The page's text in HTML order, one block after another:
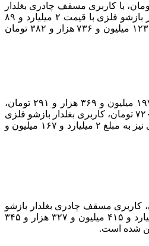
فورس ۶ تن با کاربری یخچالدار مبلغ ۲ میلیارد و ۴۹۹ میلیون و ۸۹۵ هزار و ۶۵۰ تومان، با کاربری مسقف فلزی مبلغ ۲ میلیارد و ۱۵۳ میلیون و ۲۴۹ هزار و ۳۴۱ تومان، با کاربری مسقف چادری بغلدار
بازشو فلزی با قیمت ۲ میلیارد و ۱۷۱ میلیون و ۶۷۶ هزار و ۹۴۹ تومان، کاربری مسقف ایزوله با قیمت ۲ میلیارد و ۱۴۰ میلیون و ۳۴۸ هزار و ۷۷۰ تومان، کاربری بغلدار بازشو فلزی با قیمت ۲ میلیارد و ۸۹
میلیون و ۹۱۷ هزار و ۶۲۱ تومان، کاربری باری چوبی با روکش فلزی با قیمت ۲ میلیارد و ۱۳۴ میلیون ۶۹۳ هزار و ۸۵۸ تومان و کاربری باری فلزی با قیمت ۲ میلیارد و ۱۲۳ میلیون و ۷۳۶ هزار و ۳۸۲ تومان
کامیون فورس ۶ تن کابین خوابدار بهمن دیزل با کاربری یخچالدار به مبلغ ۲ میلیارد و ۵۴۴ میلیون و ۱۵ هزار و ۶۰۰ تومان، کاربری مسقف فلزی به مبلغ ۲ میلیارد و ۱۹۷ میلیون و ۳۶۹ هزار و ۲۹۱ تومان،
کاربری مسقف چادری بغلدار بازشو فلزی به مبلغ ۲ میلیارد و ۲۱۵ میلیون و ۷۹۶ هزار و ۸۹۹ تومان، کاربری مسقف ایزوله به مبلغ دو میلیارد و ۱۸۴ میلیون و ۴۶۸ هزار و ۷۲۰ تومان، کاربری بغلدار بازشو فلزی
به مبلغ ۲ میلیارد و ۱۳۴ میلیون و ۳۷ هزار و ۵۷۱ تومان، کاربری باری چوبی با روکش فلزی به مبلغ ۲ میلیارد و ۱۷۸ میلیون و ۸۱۳ هزار و ۸۰۸ تومان و کاربری باری فلزی نیز به مبلغ ۲ میلیارد و ۱۶۷ میلیون و
یخچالدار ۲ میلیارد و ۸۲۴ میلیون و ۷۲۶ هزار و ۸۰۰ تومان، کاربری مسقف فلزی ۲ میلیارد و ۴۶۷ میلیون و ۳۹۹ هزار و ۴۰ تومان، کاربری مسقف چادری بغلدار بازشو
فلزی ۲ میلیارد و ۴۷۵ میلیون و یک هزار و ۶۳۹ تومان، کاربری مسقف ایزوله ۲ میلیارد و ۴۶۹ میلیون و ۱۷۱ هزار و ۶۰۰ تومان، کاربری باری بغلدار بازشو فلزی ۲ میلیارد و ۴۱۵ میلیون و ۳۲۷ هزار و ۳۴۵